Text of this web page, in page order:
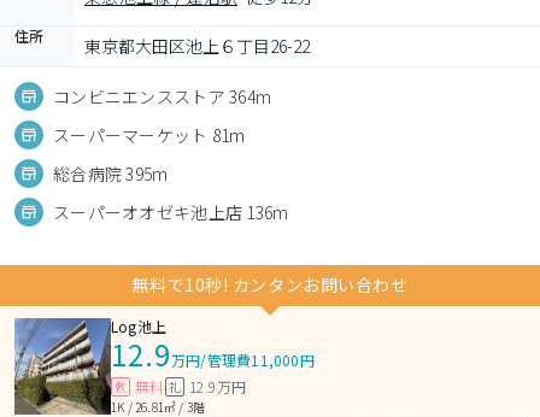
住所 東京都大田区池上６丁目26-22
コンビニエンスストア 364m
スーパーマーケット 81m
総合病院 395m
スーパーオオゼキ池上店 136m
無料で10秒! カンタンお問い合わせ
Log池上
12.9万円/管理費11,000円
敷 無料 礼 12.9万円
1K / 26.81㎡ / 3階